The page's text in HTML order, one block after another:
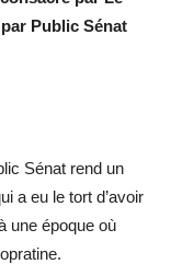
Public Sénat
Sénat rend un
a eu le tort d’avoir
une époque où